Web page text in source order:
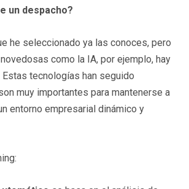
un despacho?
he seleccionado ya las conoces, pero
como la IA, por ejemplo, hay
tecnologías han seguido
muy importantes para mantenerse a
entorno empresarial dinámico y